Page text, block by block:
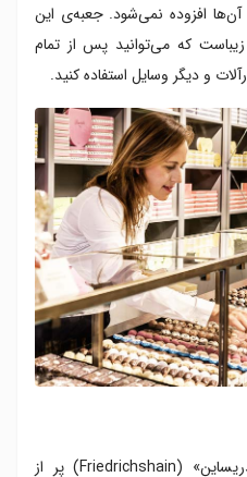
آن‌ها افزوده نمی‌شود. جعبه‌ی این
که می‌توانید پس از تمام
و دیگر وسایل استفاده کنید.
این هدیه‌‌فروشی بامزه در «فریدریساین» (Friedrichshain) پر از